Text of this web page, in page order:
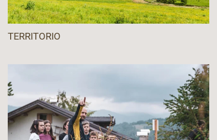
TERRITORIO